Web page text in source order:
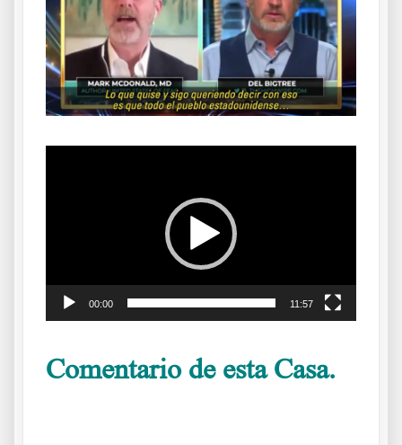
00:00 11:57
Comentario de esta Casa.